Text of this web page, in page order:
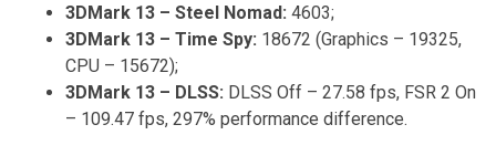
3DMark 13 – Steel Nomad: 4603;
3DMark 13 – Time Spy: 18672 (Graphics – 19325,
CPU – 15672);
3DMark 13 – DLSS: DLSS Off – 27.58 fps, FSR 2 On
– 109.47 fps, 297% performance difference.